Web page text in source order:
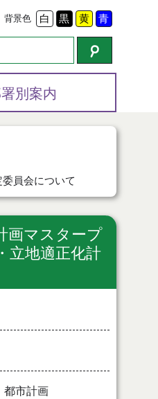
背景色 白 黒 黄 青
別案内
員会について
画マスタープ
立地適正化計
都市計画